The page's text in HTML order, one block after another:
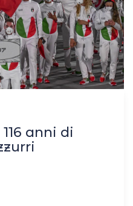
anni di